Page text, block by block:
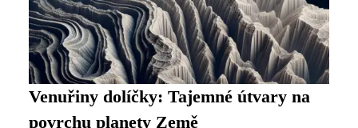
Venuřiny dolíčky: Tajemné útvary na
povrchu planety Země